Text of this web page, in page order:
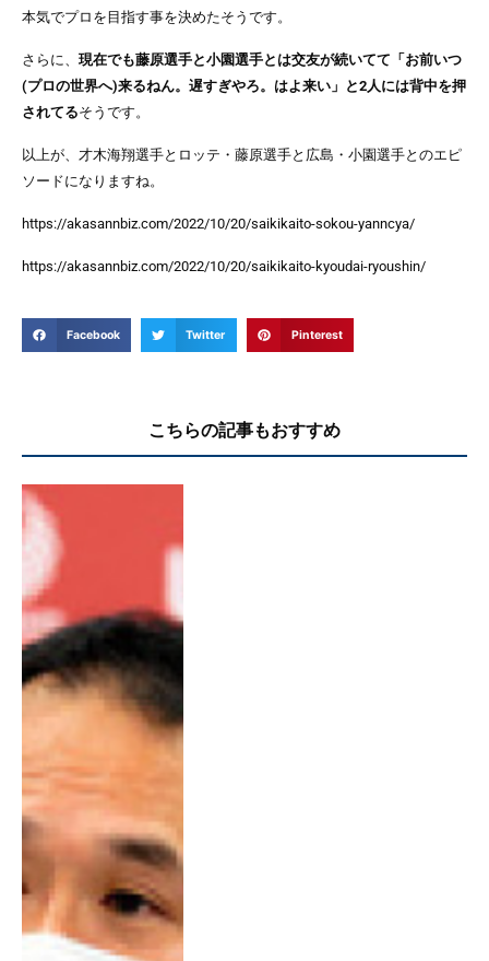
本気でプロを目指す事を決めたそうです。
さらに、 現在でも藤原選手と小園選手とは交友が続いてて「お前いつ
(プロの世界へ)来るねん。遅すぎやろ。はよ来い」と2人には背中を押
されてるそうです。
以上が、才木海翔選手とロッテ・藤原選手と広島・小園選手とのエピ
ソードになりますね。
https://akasannbiz.com/2022/10/20/saikikaito-sokou-yanncya/
https://akasannbiz.com/2022/10/20/saikikaito-kyoudai-ryoushin/
Facebook Twitter Pinterest
こちらの記事もおすすめ